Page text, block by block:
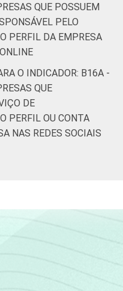
QUE POSSUEM
PELO
PERFIL DA EMPRESA
O INDICADOR: B16A -
QUE
DE
PERFIL OU CONTA
NAS REDES SOCIAIS